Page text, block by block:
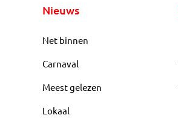
Nieuws
Net binnen
Carnaval
Meest gelezen
Lokaal